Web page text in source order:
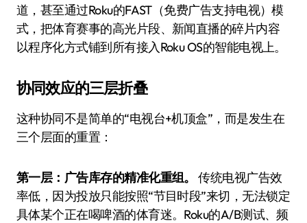
道，甚至通过Roku的FAST（免费广告支持电视）模
式，把体育赛事的高光片段、新闻直播的碎片内容
以程序化方式铺到所有接入Roku OS的智能电视上。
协同效应的三层折叠
这种协同不是简单的“电视台+机顶盒”，而是发生在
三个层面的重置：
第一层：广告库存的精准化重组。
传统电视广告效
率低，因为投放只能按照“节目时段”来切，无法锁定
具体某个正在喝啤酒的体育迷。Roku的A/B测试、频